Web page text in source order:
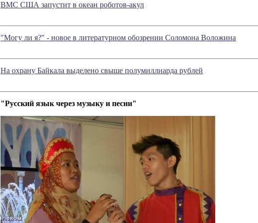
ВМС США запустит в океан роботов-акул
"Могу ли я?" - новое в литературном обозрении Соломона Воложина
На охрану Байкала выделено свыше полумиллиарда рублей
"Русский язык через музыку и песни"